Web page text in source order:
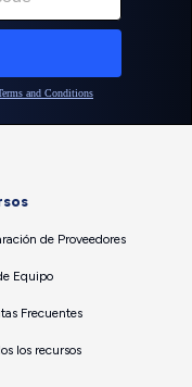
de Proveedores
Equipo
Frecuentes
los recursos